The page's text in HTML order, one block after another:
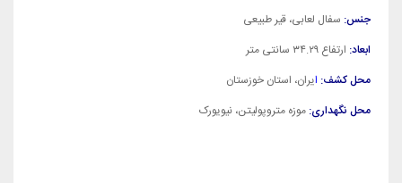
جنس: سفال لعابی، قیر طبیعی
ابعاد: ارتفاع ۳۴.۲۹ سانتی متر
محل کشف: ایران، استان خوزستان
محل نگهداری: موزه متروپولیتن، نیویورک